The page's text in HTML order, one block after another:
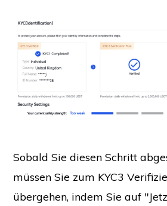
Sobald Sie diesen Schritt
müssen Sie zum KYC3
übergehen, indem Sie auf